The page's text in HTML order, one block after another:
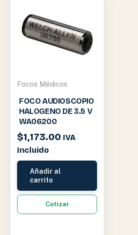
Focos Médicos
FOCO AUDIOSCOPIO
HALOGENO DE 3.5 V
WA06200
$1,173.00 IVA
Incluido
Añadir al
carrito
Cotizar